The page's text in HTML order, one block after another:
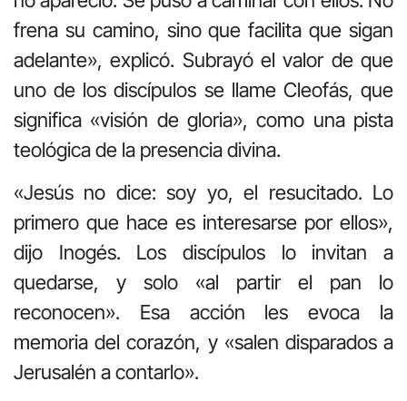
frena su camino, sino que facilita que sigan
adelante», explicó. Subrayó el valor de que
uno de los discípulos se llame Cleofás, que
significa «visión de gloria», como una pista
teológica de la presencia divina.
«Jesús no dice: soy yo, el resucitado. Lo
primero que hace es interesarse por ellos»,
dijo Inogés. Los discípulos lo invitan a
quedarse, y solo «al partir el pan lo
reconocen». Esa acción les evoca la
memoria del corazón, y «salen disparados a
Jerusalén a contarlo».